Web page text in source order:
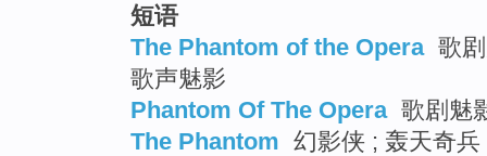
短语
The Phantom of the Opera 歌
歌声魅影
Phantom Of The Opera 歌剧魅
The Phantom 幻影侠 ; 轰天奇